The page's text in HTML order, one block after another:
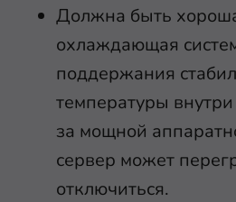
Должна быть
охлаждающая
поддержания
температуры
за мощной
сервер может
отключиться.